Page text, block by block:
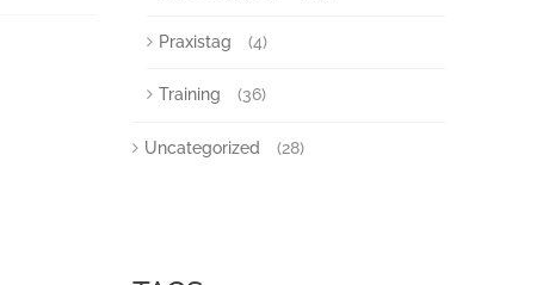
Praxistag (4)
Training (36)
Uncategorized (28)